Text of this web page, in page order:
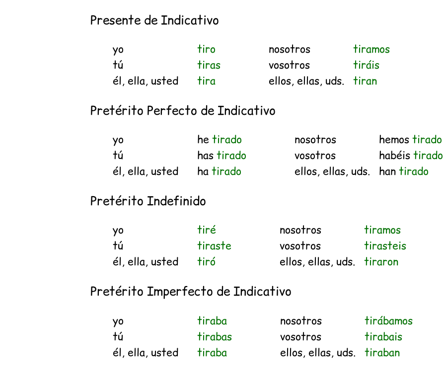
Presente de Indicativo
yo
tiro
tú
tiras
él, ella, usted
tira
nosotros
tiramos
vosotros
tiráis
ellos, ellas, uds.
tiran
Pretérito Perfecto de Indicativo
yo hetirado
tú
hastirado
él, ella, usted
hatirado
nosotros hemos tirado
vosotros
habéis tirado
ellos, ellas, uds.
han tirado
Pretérito Indefinido
yo
tiré
tú
tiraste
él, ella, usted
tiró
nosotros
tiramos
vosotros
tirasteis
ellos, ellas, uds.
tiraron
Pretérito Imperfecto de Indicativo
yo
tiraba
tú
tirabas
él, ella, usted
tiraba
nosotros
tirábamos
vosotros
tirabais
ellos, ellas, uds.
tiraban